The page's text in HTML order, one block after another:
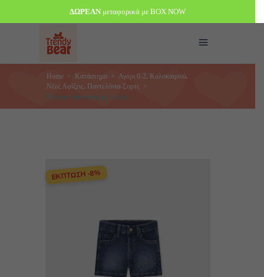
Home> Κατάστημα> Αγόρι 0-2, Καλοκαιρινά,
Νέες Αφίξεις, Παντελόνια-Σορτς>
Mayoral τζιν σορτς με τσέπες
ΕΚΠΤΩΣΗ -8%
ΔΩΡΕΑΝ μεταφορικά με BOX NOW